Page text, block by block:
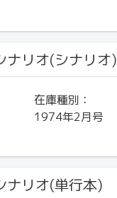
ナリオ(シナリオ)
在庫種別：
1974年2月号
ナリオ(単行本)